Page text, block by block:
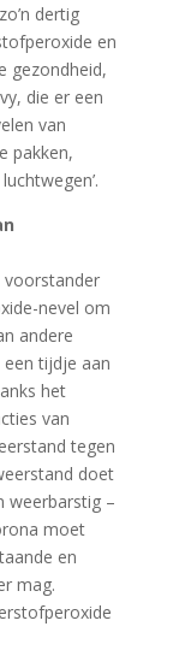
dertig
en
gezondheid,
die er een
van
pakken,
voorstander
nevel om
andere
tijdje aan
het
van
tegen
doet
weerbarstig –
moet
en
mag.